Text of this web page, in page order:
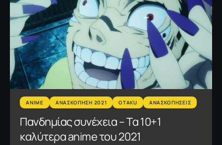
ANIME AΝΑΣΚΟΠΗΣΗ 2021 OTAKU ΑΝΑΣΚΟΠΗΣΕΙΣ
Πανδημίας συνέχεια – Tα 10+1
καλύτερα anime του 2021